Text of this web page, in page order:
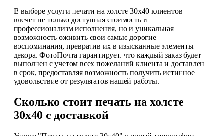
В выборе услуги печати на холсте 30х40 клиентов
влечет не только доступная стоимость и
профессионализм исполнения, но и уникальная
возможность оживить свои самые дорогие
воспоминания, превратив их в изысканные элементы
декора. ФотоПочта гарантирует, что каждый заказ будет
выполнен с учетом всех пожеланий клиента и доставлен
в срок, предоставляя возможность получить истинное
удовольствие от результатов нашей работы.
Сколько стоит печать на холсте
30х40 с доставкой